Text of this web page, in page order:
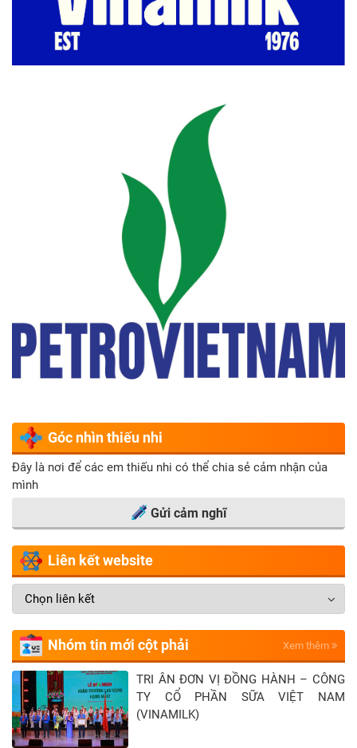
Góc nhìn thiếu nhi
Đây là nơi để các em thiếu nhi có thể chia sẻ cảm nhận của
mình
Gửi cảm nghĩ
Liên kết website
Nhóm tin mới cột phải Xem thêm
TRI ÂN ĐƠN VỊ ĐỒNG HÀNH – CÔNG
TY CỔ PHẦN SỮA VIỆT NAM
(VINAMILK)